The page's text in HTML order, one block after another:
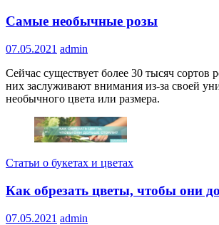
Самые необычные розы
07.05.2021 admin
Сейчас существует более 30 тысяч сортов
них заслуживают внимания из-за своей
необычного цвета или размера.
Статьи о букетах и цветах
Как обрезать цветы, чтобы они
07.05.2021 admin